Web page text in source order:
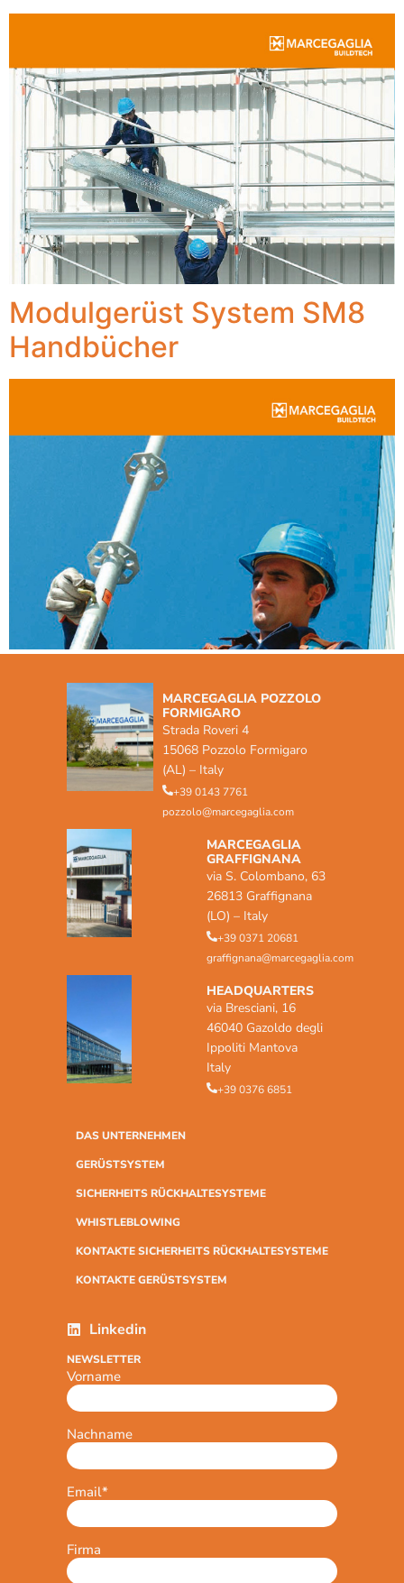
Modulgerüst System SM8
Handbücher
MARCEGAGLIA POZZOLO
FORMIGARO
Strada Roveri 4
15068 Pozzolo Formigaro
(AL) – Italy
+39 0143 7761
pozzolo@marcegaglia.com
MARCEGAGLIA
GRAFFIGNANA
via S. Colombano, 63
26813 Graffignana
(LO) – Italy
+39 0371 20681
graffignana@marcegaglia.com
HEADQUARTERS
via Bresciani, 16
46040 Gazoldo degli
Ippoliti Mantova
Italy
+39 0376 6851
DAS UNTERNEHMEN
GERÜSTSYSTEM
SICHERHEITS RÜCKHALTESYSTEME
WHISTLEBLOWING
KONTAKTE SICHERHEITS RÜCKHALTESYSTEME
KONTAKTE GERÜSTSYSTEM
Linkedin
NEWSLETTER
Vorname
Nachname
Email*
Firma